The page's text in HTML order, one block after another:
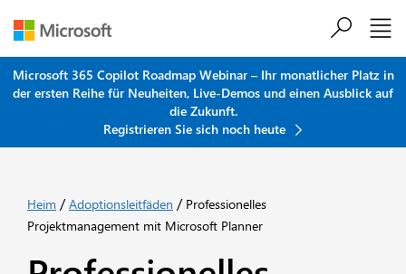
Microsoft 365 Copilot Roadmap Webinar – Ihr monatlicher Platz in
der ersten Reihe für Neuheiten, Live-Demos und einen Ausblick auf
die Zukunft.
Registrieren Sie sich noch heute
Heim /Adoptionsleitfäden / Professionelles
Projektmanagement mit Microsoft Planner